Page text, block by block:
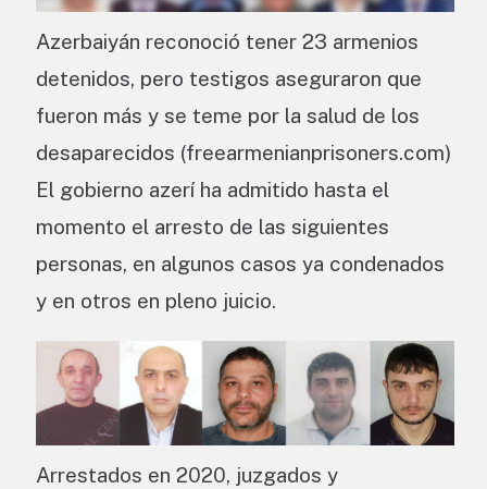
Azerbaiyán reconoció tener 23 armenios
detenidos, pero testigos aseguraron que
fueron más y se teme por la salud de los
desaparecidos (freearmenianprisoners.com)
El gobierno azerí ha admitido hasta el
momento el arresto de las siguientes
personas, en algunos casos ya condenados
y en otros en pleno juicio.
Arrestados en 2020, juzgados y